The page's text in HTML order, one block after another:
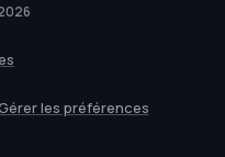
les préférences